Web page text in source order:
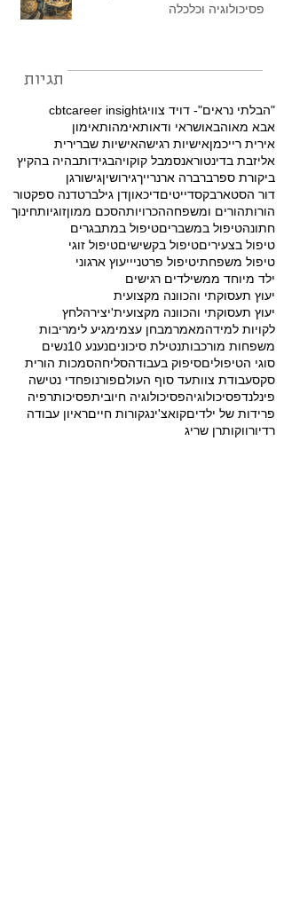
פסיכולוגיה וכלכלה
תגיות
"הבלתי נראים"- דויד צוויגcareer insight
cbt
אבא מאוהבאושראי ודאותאימהותאימון
אירית רייכמןאישיות רגישהאישיות שברירית
אליזבת בדינטוראנסמבל קוקויהבגידותבהיה בהקיץ
ביקורת ספרברברה ארנרייךגירושיןגישורגן
דור הסטארבקסדייטיםדיכאוןדן גילברטדנה ספקטור
הורותהורים ומשפחההכרויותהסכם ממוןזוגיותחינוך
חתונהטיפול במשבריםטיפול במתבגרים
טיפול בצעיריםטיפול בקשישיםטיפול זוגי
טיפול משפחתיטיפול פרטניייעוץ ארגוני
ילד מיוחד ממשילדים רגישים
יעוץ תעסוקתי והכוונה מקצועית
יעוץ תעסוקתי והכוונה מקצועית'יצירהלחץ
לקויות למידהמאמרמבחן עצמימגיע לימריבות
משפחות מורכבותנטילת סיכוניםנענע 10
נשים
סוגי הטיפוליםסיפוק בעבודהסליחהסמכות הורית
סקסעבודת צוותעד סוף העולםפורנופחדי נטישה
פינלנדפסיכולוגיהפסיכולוגיה חיוביתפסיכותרפיה
פרידות של ילדיםקואצ'ינגקורות חייםראיון עבודה
רדיורווקותרן שריג